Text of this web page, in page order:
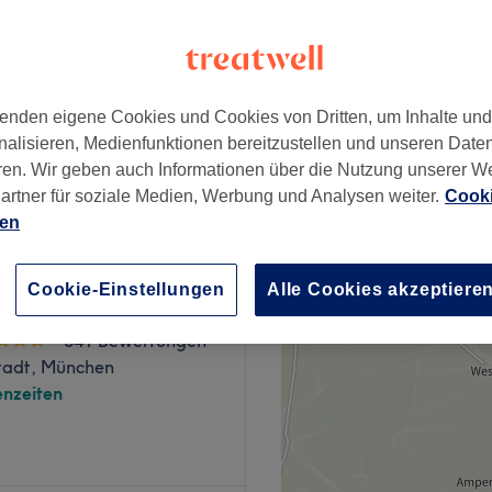
180 €
verbringen? Dann
Spa Glockenbach
341 Bewertungen
München
eigene Cookies und Cookies von Dritten, um Inhalte
Medienfunktionen bereitzustellen und unseren
Wir geben auch Informationen über die Nutzung unserer
für soziale Medien, Werbung und Analysen weiter.
Cookie-Einstellungen Alle Cookies akzeptieren